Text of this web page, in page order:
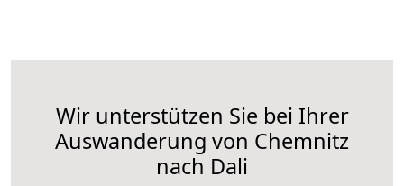
Wir unterstützen Sie bei Ihrer
Auswanderung von Chemnitz
nach Dali